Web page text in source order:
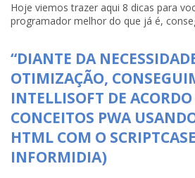
Hoje viemos trazer aqui 8 dicas para
programador melhor do que já é,
“DIANTE DA
OTIMIZAÇÃO,
INTELLISOFT DE
CONCEITOS PWA
HTML COM O
INFORMIDIA)